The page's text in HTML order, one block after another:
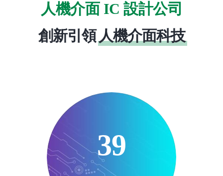
人機介面 IC 設計公司
創新引領人機介面科技
39